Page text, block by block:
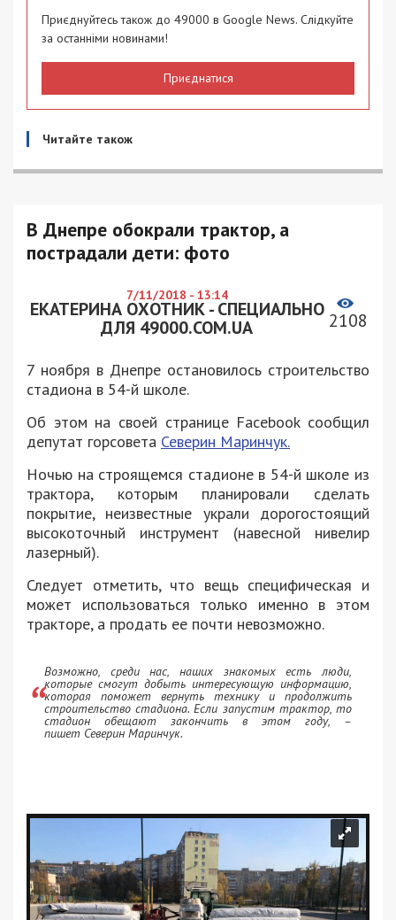
Приєднуйтесь також до 49000 в Google News. Слідкуйте
за останніми новинами!
Приєднатися
Читайте також
В Днепре обокрали трактор, а
пострадали дети: фото
7/11/2018 - 13:14
ЕКАТЕРИНА ОХОТНИК - СПЕЦИАЛЬНО
ДЛЯ 49000.COM.UA
2108
7 ноября в Днепре остановилось строительство
стадиона в 54-й школе.
Об этом на своей странице Facebook сообщил
депутат горсовета Северин Маринчук.
Ночью на строящемся стадионе в 54-й школе из
трактора, которым планировали сделать
покрытие, неизвестные украли дорогостоящий
высокоточный инструмент (навесной нивелир
лазерный).
Следует отметить, что вещь специфическая и
может использоваться только именно в этом
тракторе, а продать ее почти невозможно.
Возможно, среди нас, наших знакомых есть люди,
которые смогут добыть интересующую информацию,
которая поможет вернуть технику и продолжить
строительство стадиона. Если запустим трактор, то
стадион обещают закончить в этом году, –
пишет Северин Маринчук.